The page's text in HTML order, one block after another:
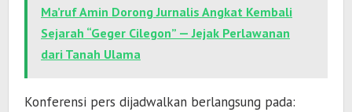
Ma’ruf Amin Dorong Jurnalis Angkat Kembali
Sejarah “Geger Cilegon” — Jejak Perlawanan
dari Tanah Ulama
Konferensi pers dijadwalkan berlangsung pada: